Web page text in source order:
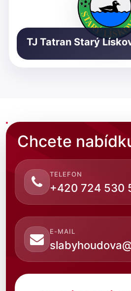
TJ Tatran Starý
Chcete
TELEFON
+420 724 530
E-MAIL